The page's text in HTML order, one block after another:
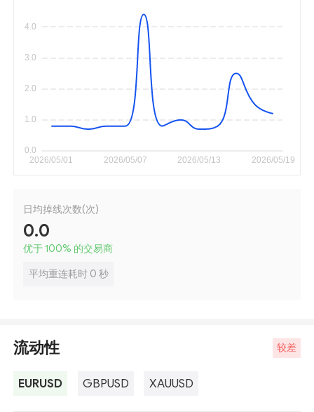
日均掉线次数(次)
0.0
优于 100% 的交易商
平均重连耗时 0 秒
流动性 较差
EURUSD GBPUSD XAUUSD